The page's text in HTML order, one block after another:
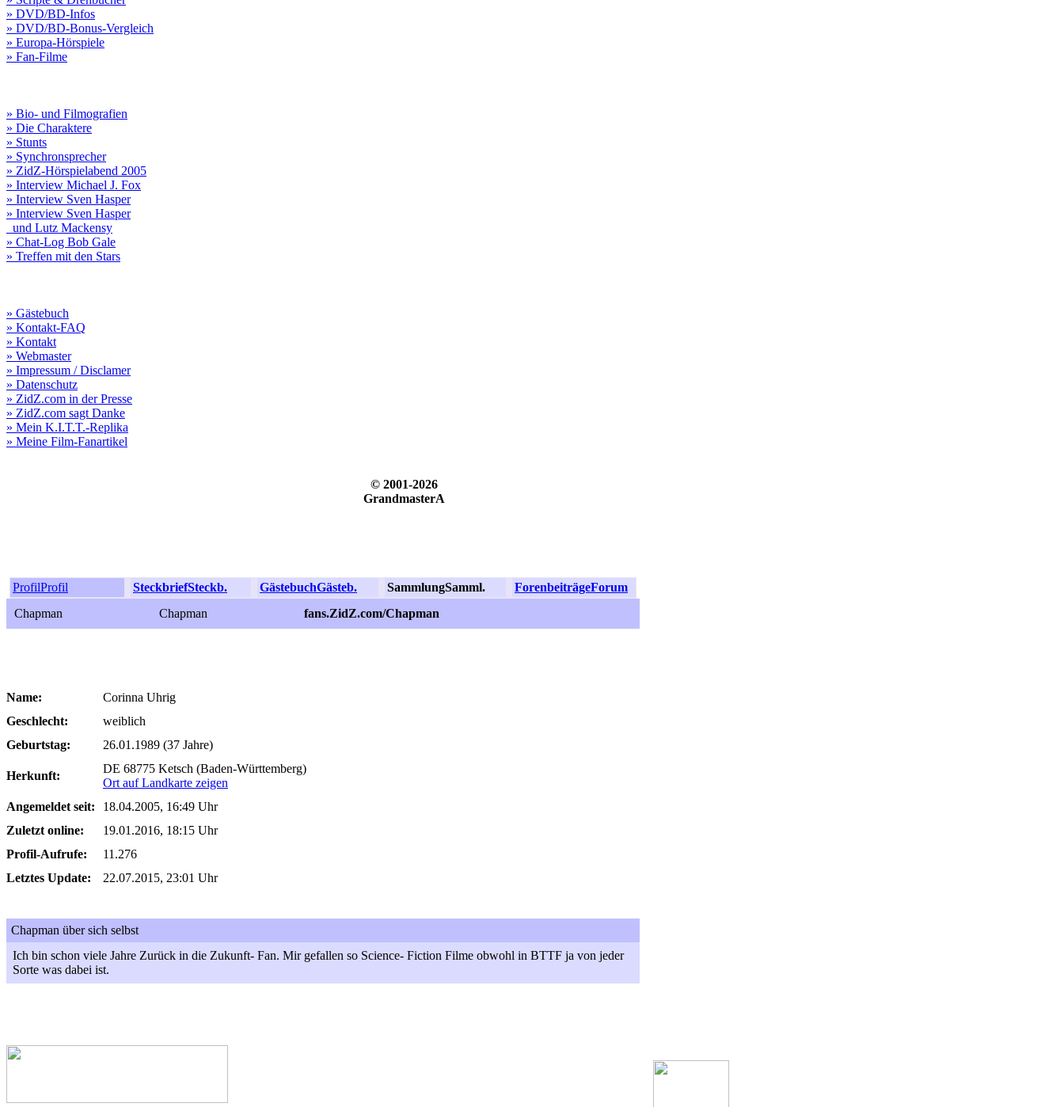
» DVD/BD-Infos
» DVD/BD-Bonus-Vergleich
» Europa-Hörspiele
» Fan-Filme
» Bio- und Filmografien
» Die Charaktere
» Stunts
» Synchronsprecher
» ZidZ-Hörspielabend 2005
» Interview Michael J. Fox
» Interview Sven Hasper
» Interview Sven Hasper
und Lutz Mackensy
» Chat-Log Bob Gale
» Treffen mit den Stars
» Gästebuch
» Kontakt-FAQ
» Kontakt
» Webmaster
» Impressum / Disclamer
» Datenschutz
» ZidZ.com in der Presse
» ZidZ.com sagt Danke
» Mein K.I.T.T.-Replika
» Meine Film-Fanartikel
© 2001-2026
GrandmasterA
ProfilProfil SteckbriefSteckb. GästebuchGästeb. SammlungSamml. ForenbeiträgeForum
Chapman
Chapman fans.ZidZ.com/Chapman
Name:
Corinna Uhrig
Geschlecht:
weiblich
Geburtstag:
26.01.1989 (37 Jahre)
Herkunft:
DE 68775 Ketsch (Baden-Württemberg)
Ort auf Landkarte zeigen
Angemeldet seit:
18.04.2005, 16:49 Uhr
Zuletzt online:
19.01.2016, 18:15 Uhr
Profil-Aufrufe:
11.276
Letztes Update:
22.07.2015, 23:01 Uhr
Chapman über sich selbst
Ich bin schon viele Jahre Zurück in die Zukunft- Fan. Mir gefallen so Science- Fiction Filme obwohl in BTTF ja von jeder
Sorte was dabei ist.